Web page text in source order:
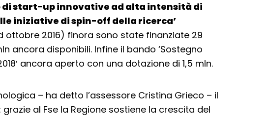
di start-up innovative ad alta intensità di
iniziative di spin-off della ricerca’
ottobre 2016) finora sono state finanziate 29
ancora disponibili. Infine il bando ‘Sostegno
ancora aperto con una dotazione di 1,5 mln.
– ha detto l’assessore Cristina Grieco – il
al Fse la Regione sostiene la crescita del